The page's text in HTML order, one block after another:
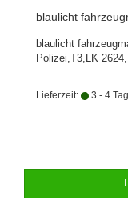
blaulicht
blaulicht
Polizei,T3,LK
Lieferzeit: 3 - 4